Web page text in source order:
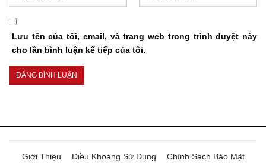
Lưu tên của tôi, email, và trang web trong trình duyệt này
cho lần bình luận kế tiếp của tôi.
Giới Thiệu Điều Khoảng Sử Dụng Chính Sách Bảo Mật